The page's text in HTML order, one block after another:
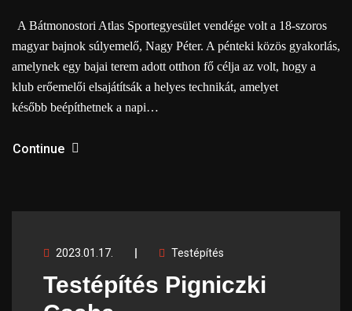
A Bátmonostori Atlas Sportegyesület vendége volt a 18-szoros
magyar bajnok súlyemelő, Nagy Péter. A pénteki közös gyakorlás,
amelynek egy bajai terem adott otthon fő célja az volt, hogy a
klub erőemelői elsajátítsák a helyes technikát, amelyet
később beépíthetnek a napi…
Continue
2023.01.17. Testépítés
Testépítés Pigniczki